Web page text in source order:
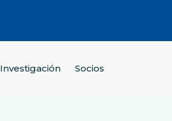
Investigación Socios